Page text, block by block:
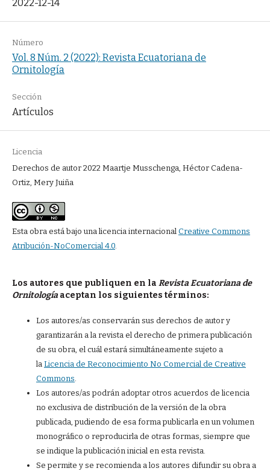
2022-12-14
Número
Vol. 8 Núm. 2 (2022): Revista Ecuatoriana de
Ornitología
Sección
Artículos
Licencia
Derechos de autor 2022 Maartje Musschenga, Héctor Cadena-
Ortiz, Mery Juiña
Esta obra está bajo una licencia internacional Creative Commons
Atribución-NoComercial 4.0.
Los autores que publiquen en la Revista Ecuatoriana de
Ornitologíaaceptan los siguientes términos:
Los autores/as conservarán sus derechos de autor y
garantizarán a la revista el derecho de primera publicación
de su obra, el cuál estará simultáneamente sujeto a
la Licencia de Reconocimiento No Comercial de Creative
Commons
Los autores/as podrán adoptar otros acuerdos de licencia
no exclusiva de distribución de la versión de la obra
publicada, pudiendo de esa forma publicarla en un volumen
monográfico o reproducirla de otras formas, siempre que
se indique la publicación inicial en esta revista.
Se permite y se recomienda a los autores difundir su obra a